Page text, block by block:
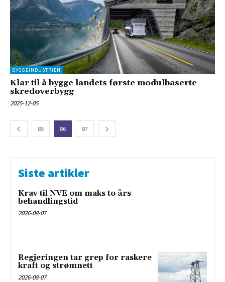
BYGGEINDUSTRIEN
Klar til å bygge landets første modulbaserte
skredoverbygg
2025-12-05
85 86 87
Siste artikler
Krav til NVE om maks to års
behandlingstid
2026-08-07
Regjeringen tar grep for raskere
kraft og strømnett
2026-08-07